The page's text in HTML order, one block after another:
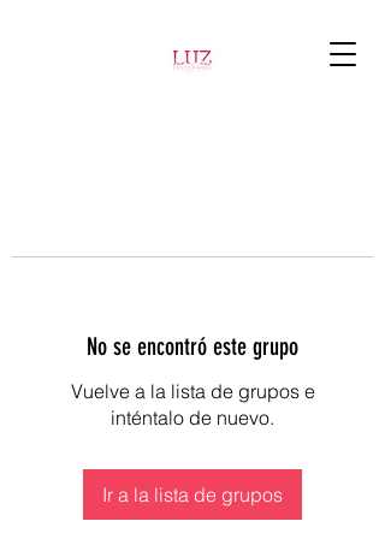
No se encontró este grupo
Vuelve a la lista de grupos e
inténtalo de nuevo.
Ir a la lista de grupos